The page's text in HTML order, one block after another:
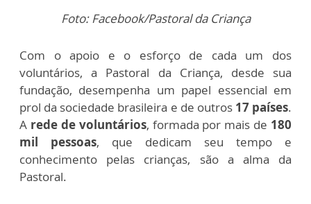
Foto: Facebook/Pastoral da Criança
Com o apoio e o esforço de cada um dos
voluntários, a Pastoral da Criança, desde sua
fundação, desempenha um papel essencial em
prol da sociedade brasileira e de outros 17 países.
A rede de voluntários, formada por mais de 180
mil pessoas, que dedicam seu tempo e
conhecimento pelas crianças, são a alma da
Pastoral.